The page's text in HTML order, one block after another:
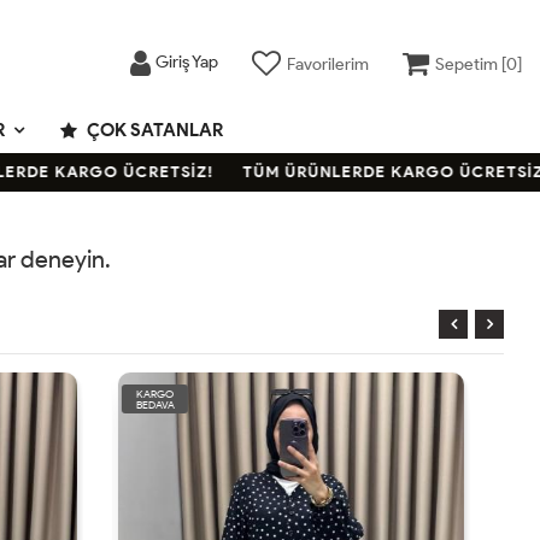
Giriş Yap Favorilerim Sepetim [0]
ÇOK SATANLAR
KARGO ÜCRETSİZ! TÜM ÜRÜNLERDE KARGO ÜCRETSİZ!
deneyin.
KARGO
BEDAVA